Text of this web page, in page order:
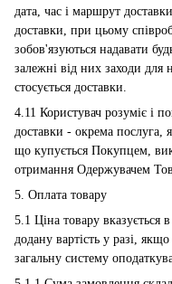
дата, час і маршрут
доставки, при цьому
зобов'язуються надавати
залежні від них заходи для
стосується доставки.
4.11 Користувач розуміє і
доставки - окрема послуга,
що купується Покупцем,
отримання Одержувачем
5. Оплата товару
5.1 Ціна товару вказується
додану вартість у разі,
загальну систему